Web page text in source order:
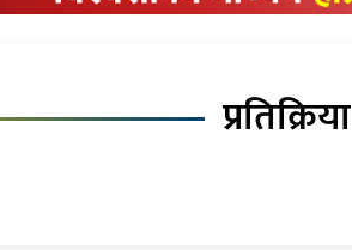
प्रतिक्रिया